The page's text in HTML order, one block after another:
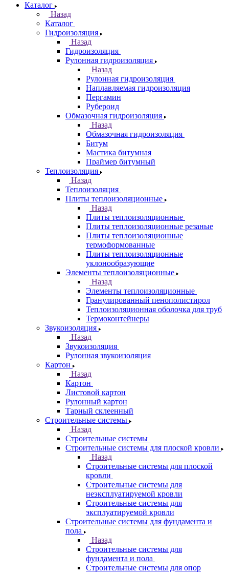
Каталог
Назад
Каталог
Гидроизоляция
Назад
Гидроизоляция
Рулонная гидроизоляция
Назад
Рулонная гидроизоляция
Наплавляемая гидроизоляция
Пергамин
Рубероид
Обмазочная гидроизоляция
Назад
Обмазочная гидроизоляция
Битум
Мастика битумная
Праймер битумный
Теплоизоляция
Назад
Теплоизоляция
Плиты теплоизоляционные
Назад
Плиты теплоизоляционные
Плиты теплоизоляционные резаные
Плиты теплоизоляционные
термоформованные
Плиты теплоизоляционные
уклонообразующие
Элементы теплоизоляционные
Назад
Элементы теплоизоляционные
Гранулированный пенополистирол
Теплоизоляционная оболочка для труб
Термоконтейнеры
Звукоизоляция
Назад
Звукоизоляция
Рулонная звукоизоляция
Картон
Назад
Картон
Листовой картон
Рулонный картон
Тарный склеенный
Строительные системы
Назад
Строительные системы
Строительные системы для плоской кровли
Назад
Строительные системы для плоской
кровли
Строительные системы для
неэксплуатируемой кровли
Строительные системы для
эксплуатируемой кровли
Строительные системы для фундамента и
пола
Назад
Строительные системы для
фундамента и пола
Строительные системы для опор